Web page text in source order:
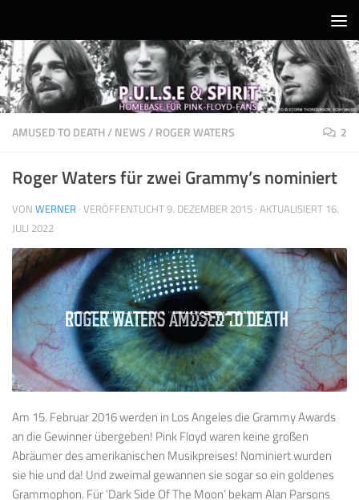
AMUSED TO DEATH/NEWS/ROGER WATERS 2
Roger Waters für zwei Grammy’s nominiert
VON WERNER · VERÖFFENTLICHT9. DEZEMBER 2015 · AKTUALISIERT 16.
JULI 2022
Am 15. Februar 2016 werden in Los Angeles die Grammy Awards
an die Gewinner übergeben! Pink Floyd waren keine großen
Abräumer des amerikanischen Musikpreises! Nominiert wurden
sie hie und da! Und zweimal gewannen sie sogar so ein goldenes
Grammophon. Für ‘Dark Side Of The Moon’ bekam Alan Parsons